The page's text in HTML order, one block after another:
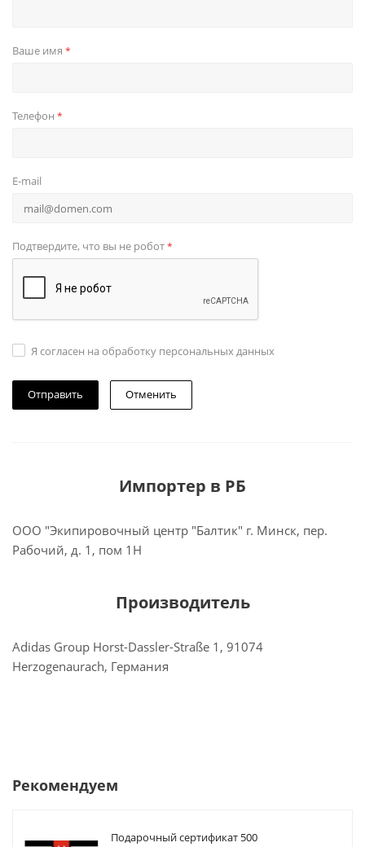
Ваше имя *
Телефон *
E-mail
Подтвердите, что вы не робот*
Я согласен на обработку персональных данных
Отменить
Импортер в РБ
ООО "Экипировочный центр "Балтик" г. Минск, пер.
Рабочий, д. 1, пом 1Н
Производитель
Adidas Group Horst-Dassler-Straße 1, 91074
Herzogenaurach, Германия
Рекомендуем
Подарочный сертификат 500